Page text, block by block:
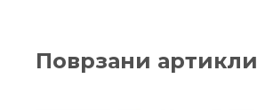
Поврзани артикли